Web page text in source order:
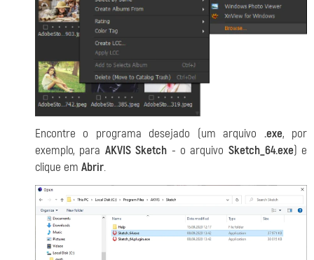
Encontre o programa desejado (um arquivo .exe, por
exemplo, para AKVIS Sketch - o arquivo Sketch_64.exe) e
clique em Abrir.